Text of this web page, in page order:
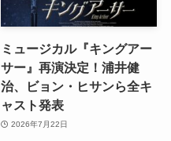
ミュージカル『キングアー
サー』再演決定！浦井健
治、ビョン・ヒサンら全キ
ャスト発表
2026年7月22日